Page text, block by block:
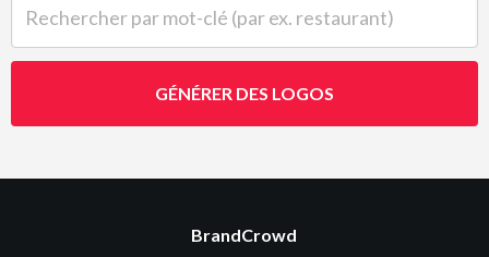
GÉNÉRER DES LOGOS
BrandCrowd